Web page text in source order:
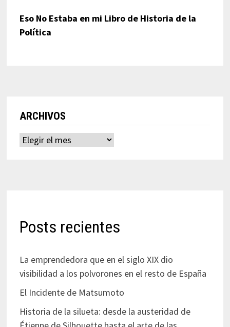
Eso No Estaba en mi Libro de Historia de la
Política
ARCHIVOS
Archivos
Posts recientes
La emprendedora que en el siglo XIX dio
visibilidad a los polvorones en el resto de España
El Incidente de Matsumoto
Historia de la silueta: desde la austeridad de